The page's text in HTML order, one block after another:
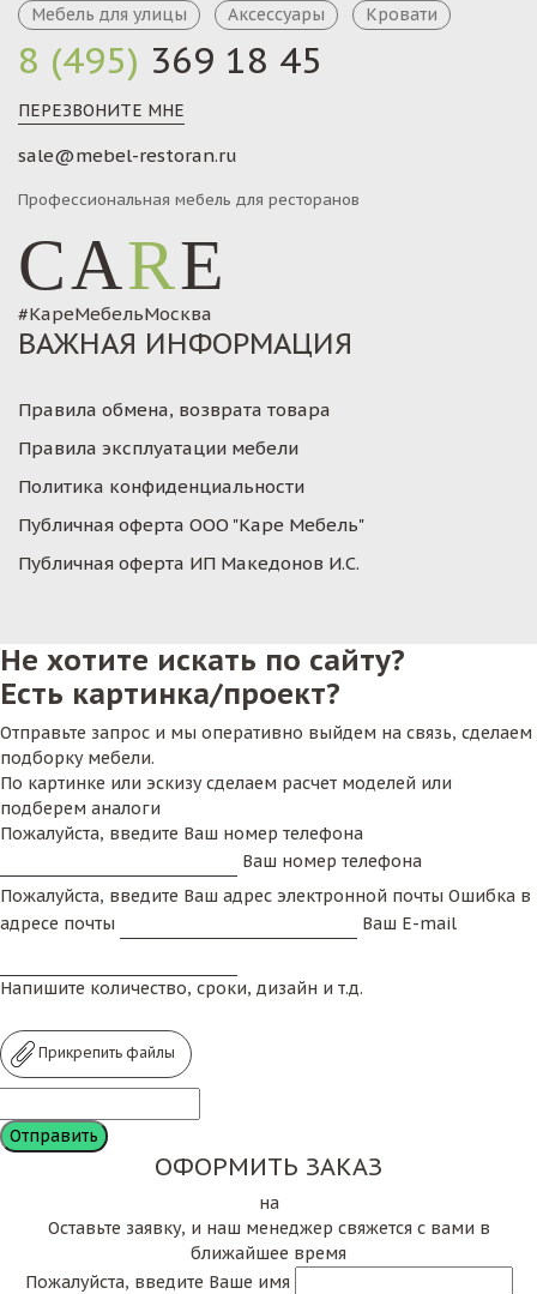
8 (495) 369 18 45
ПЕРЕЗВОНИТЕ МНЕ
sale@mebel-restoran.ru
Профессиональная мебель для ресторанов
CARE
#КареМебельМосква
Мебель для улицы
Аксессуары Кровати
ВАЖНАЯ ИНФОРМАЦИЯ
Правила обмена, возврата товара
Правила эксплуатации мебели
Политика конфиденциальности
Публичная оферта ООО "Каре Мебель"
Публичная оферта ИП Македонов И.С.
Не хотите искать по сайту?
Есть картинка/проект?
Отправьте запрос и мы оперативно выйдем на связь, сделаем
подборку мебели.
По картинке или эскизу сделаем расчет моделей или
подберем аналоги
Пожалуйста, введите Ваш номер телефона
Ваш номер телефона
Пожалуйста, введите Ваш адрес электронной почты Ошибка в
адресе почты
Ваш E-mail
Напишите количество, сроки, дизайн и т.д.
Прикрепить файлы
ОФОРМИТЬ ЗАКАЗ
на
Оставьте заявку, и наш менеджер свяжется с вами в
ближайшее время
Пожалуйста, введите Ваше имя